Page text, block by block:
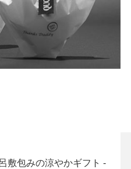
敷包みの涼やかギフト -